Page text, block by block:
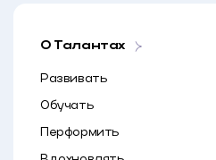
О Талантах
Развивать
Обучать
Перформить